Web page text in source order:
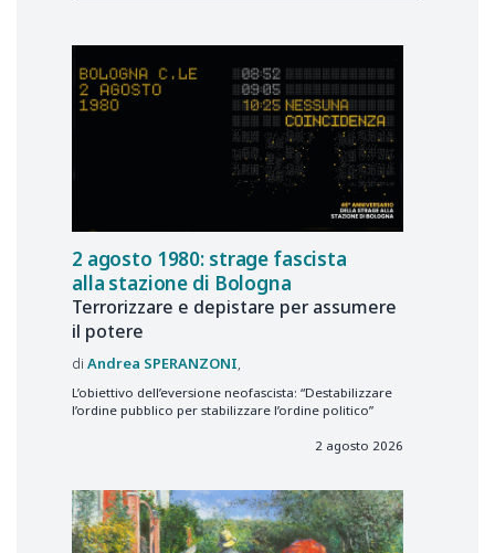
2 agosto 1980: strage fascista
alla stazione di Bologna
Terrorizzare e depistare per assumere
il potere
Andrea SPERANZONI
L’obiettivo dell’eversione neofascista: “Destabilizzare
l’ordine pubblico per stabilizzare l’ordine politico”
2 agosto 2026